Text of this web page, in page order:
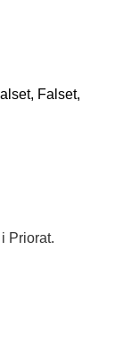
Falset,
Priorat.